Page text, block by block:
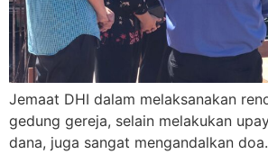
Jemaat DHI dalam melaksanakan
gedung gereja, selain melakukan
dana, juga sangat mengandalkan doa.